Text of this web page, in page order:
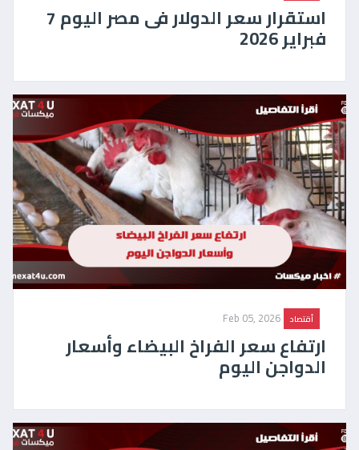
استقرار سعر الدولار فى مصر اليوم 7
فبراير 2026
أقتصاد Feb 05, 2026
ارتفاع سعر الفراخ البيضاء وأسعار
الدواجن اليوم